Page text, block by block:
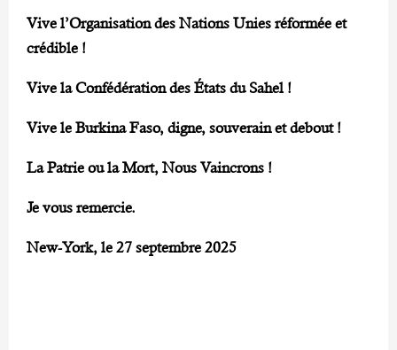
Vive l’Organisation des Nations Unies réformée et
crédible !
Vive la Confédération des États du Sahel !
Vive le Burkina Faso, digne, souverain et debout !
La Patrie ou la Mort, Nous Vaincrons !
Je vous remercie.
New-York, le 27 septembre 2025